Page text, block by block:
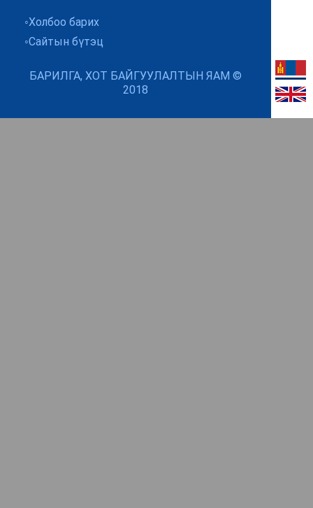
Холбоо барих
Сайтын бүтэц
БАРИЛГА, ХОТ БАЙГУУЛАЛТЫН ЯАМ ©
2018